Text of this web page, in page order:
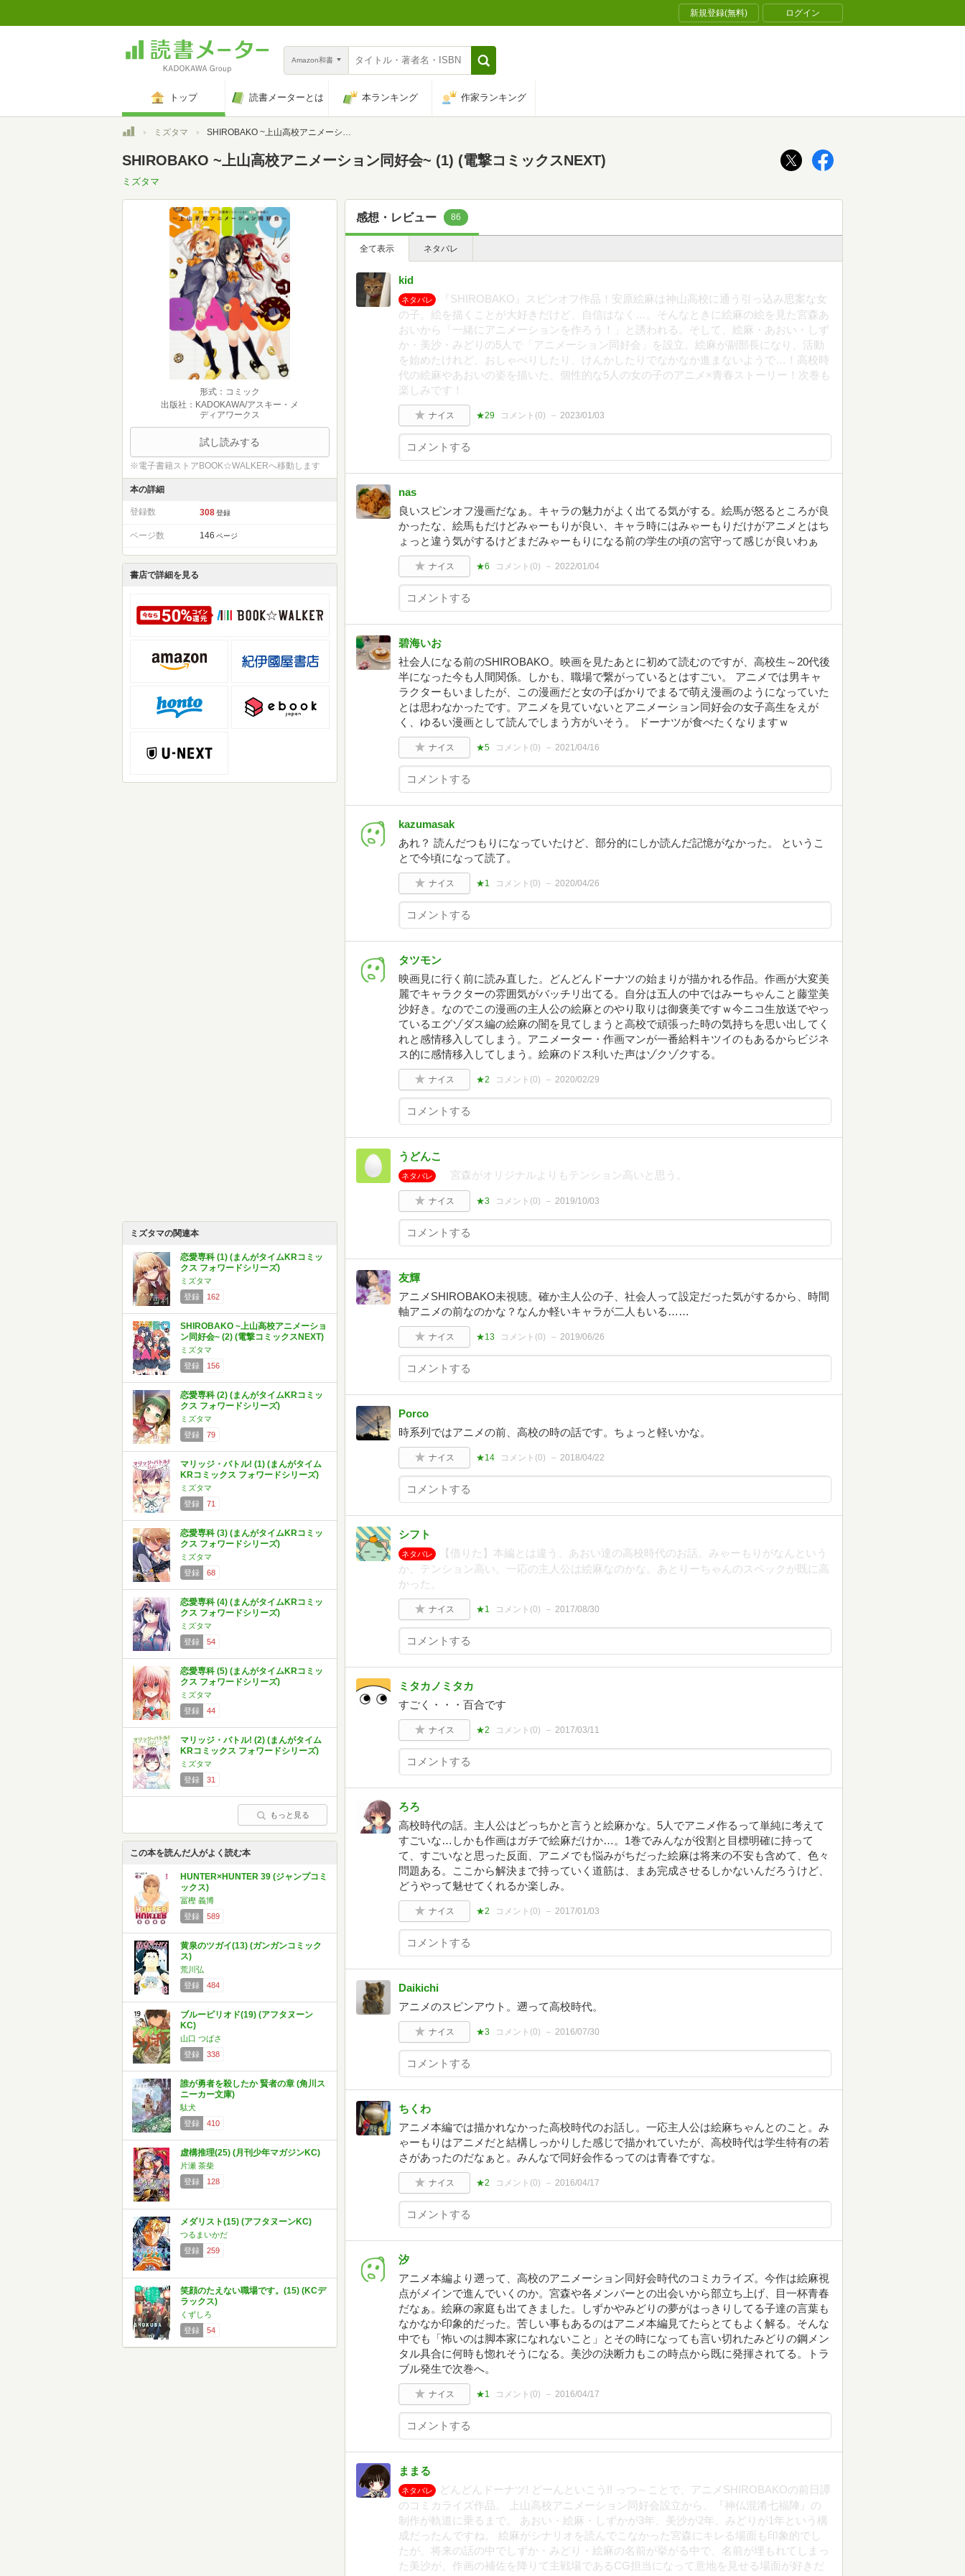
新規登録(無料) ログイン
Amazon和書
トップ 読書メーターとは 本ランキング 作家ランキング
トップミズタマ SHIROBAKO ~上山高校アニメーション同好会~ (1) (電撃コミックスNEXT)
SHIROBAKO ~上山高校アニメーション同好会~ (1) (電撃コミックスNEXT)
ミズタマ
形式：コミック
出版社：KADOKAWA/アスキー・メ
ディアワークス
試し読みする
※電子書籍ストアBOOK☆WALKERへ移動します
本の詳細
登録数 308 登録
ページ数 146 ページ
書店で詳細を見る
ミズタマの関連本
恋愛専科 (1) (まんがタイムKRコミッ
クス フォワードシリーズ)
ミズタマ
登録
162
SHIROBAKO ~上山高校アニメーショ
ン同好会~ (2) (電撃コミックスNEXT)
ミズタマ
登録
156
恋愛専科 (2) (まんがタイムKRコミッ
クス フォワードシリーズ)
ミズタマ
登録
79
マリッジ・バトル! (1) (まんがタイム
KRコミックス フォワードシリーズ)
ミズタマ
登録
71
恋愛専科 (3) (まんがタイムKRコミッ
クス フォワードシリーズ)
ミズタマ
登録
68
恋愛専科 (4) (まんがタイムKRコミッ
クス フォワードシリーズ)
ミズタマ
登録
54
恋愛専科 (5) (まんがタイムKRコミッ
クス フォワードシリーズ)
ミズタマ
登録
44
マリッジ・バトル! (2) (まんがタイム
KRコミックス フォワードシリーズ)
ミズタマ
登録
31
もっと見る
この本を読んだ人がよく読む本
HUNTER×HUNTER 39 (ジャンプコミ
ックス)
冨樫 義博
登録
589
黄泉のツガイ(13) (ガンガンコミック
ス)
荒川弘
登録
484
ブルーピリオド(19) (アフタヌーン
KC)
山口 つばさ
登録
338
誰が勇者を殺したか 賢者の章 (角川ス
ニーカー文庫)
駄犬
登録
410
虚構推理(25) (月刊少年マガジンKC)
片瀬 茶柴
登録
128
メダリスト(15) (アフタヌーンKC)
つるまいかだ
登録
259
笑顔のたえない職場です。(15) (KCデ
ラックス)
くずしろ
登録
54
感想・レビュー 86
全て表示 ネタバレ
kid
ネタバレ
『SHIROBAKO』スピンオフ作品！安原絵麻は神山高校に通う引っ込み思案な女
の子。絵を描くことが大好きだけど、自信はなく…。そんなときに絵麻の絵を見た宮森あ
おいから「一緒にアニメーションを作ろう！」と誘われる。そして、絵麻・あおい・しず
か・美沙・みどりの5人で「アニメーション同好会」を設立。絵麻が副部長になり、活動
を始めたけれど、おしゃべりしたり、けんかしたりでなかなか進まないようで…！高校時
代の絵麻やあおいの姿を描いた、個性的な5人の女の子のアニメ×青春ストーリー！次巻も
楽しみです！
ナイス ★29 コメント(0) 2023/01/03
nas
良いスピンオフ漫画だなぁ。キャラの魅力がよく出てる気がする。絵馬が怒るところが良
かったな、絵馬もだけどみゃーもりが良い、キャラ時にはみゃーもりだけがアニメとはち
ょっと違う気がするけどまだみゃーもりになる前の学生の頃の宮守って感じが良いわぁ
ナイス ★6 コメント(0) 2022/01/04
碧海いお
社会人になる前のSHIROBAKO。映画を見たあとに初めて読むのですが、高校生～20代後
半になった今も人間関係。しかも、職場で繋がっているとはすごい。 アニメでは男キャ
ラクターもいましたが、この漫画だと女の子ばかりでまるで萌え漫画のようになっていた
とは思わなかったです。アニメを見ていないとアニメーション同好会の女子高生をえが
く、ゆるい漫画として読んでしまう方がいそう。 ドーナツが食べたくなりますｗ
ナイス ★5 コメント(0) 2021/04/16
kazumasak
あれ？ 読んだつもりになっていたけど、部分的にしか読んだ記憶がなかった。 というこ
とで今頃になって読了。
ナイス ★1 コメント(0) 2020/04/26
タツモン
映画見に行く前に読み直した。どんどんドーナツの始まりが描かれる作品。作画が大変美
麗でキャラクターの雰囲気がバッチリ出てる。自分は五人の中ではみーちゃんこと藤堂美
沙好き。なのでこの漫画の主人公の絵麻とのやり取りは御褒美ですｗ今ニコ生放送でやっ
ているエグゾダス編の絵麻の闇を見てしまうと高校で頑張った時の気持ちを思い出してく
れと感情移入してしまう。アニメーター・作画マンが一番給料キツイのもあるからビジネ
ス的に感情移入してしまう。絵麻のドス利いた声はゾクゾクする。
ナイス ★2 コメント(0) 2020/02/29
うどんこ
ネタバレ 宮森がオリジナルよりもテンション高いと思う。
ナイス ★3 コメント(0) 2019/10/03
友輝
アニメSHIROBAKO未視聴。確か主人公の子、社会人って設定だった気がするから、時間
軸アニメの前なのかな？なんか軽いキャラが二人もいる……
ナイス ★13 コメント(0) 2019/06/26
Porco
時系列ではアニメの前、高校の時の話です。ちょっと軽いかな。
ナイス ★14 コメント(0) 2018/04/22
シフト
ネタバレ
【借りた】本編とは違う、あおい達の高校時代のお話。みゃーもりがなんという
か、テンション高い。一応の主人公は絵麻なのかな。あとりーちゃんのスペックが既に高
かった。
ナイス ★1 コメント(0) 2017/08/30
ミタカノミタカ
すごく・・・百合です
ナイス ★2 コメント(0) 2017/03/11
ろろ
高校時代の話。主人公はどっちかと言うと絵麻かな。5人でアニメ作るって単純に考えて
すごいな…しかも作画はガチで絵麻だけか…。1巻でみんなが役割と目標明確に持って
て、すごいなと思った反面、アニメでも悩みがちだった絵麻は将来の不安も含めて、色々
問題ある。ここから解決まで持っていく道筋は、まあ完成させるしかないんだろうけど、
どうやって魅せてくれるか楽しみ。
ナイス ★2 コメント(0) 2017/01/03
Daikichi
アニメのスピンアウト。遡って高校時代。
ナイス ★3 コメント(0) 2016/07/30
ちくわ
アニメ本編では描かれなかった高校時代のお話し。一応主人公は絵麻ちゃんとのこと。み
ゃーもりはアニメだと結構しっかりした感じで描かれていたが、高校時代は学生特有の若
さがあったのだなぁと。みんなで同好会作るってのは青春ですな。
ナイス ★2 コメント(0) 2016/04/17
汐
アニメ本編より遡って、高校のアニメーション同好会時代のコミカライズ。今作は絵麻視
点がメインで進んでいくのか。宮森や各メンバーとの出会いから部立ち上げ、目一杯青春
だなぁ。絵麻の家庭も出てきました。しずかやみどりの夢がはっきりしてる子達の言葉も
なかなか印象的だった。苦しい事もあるのはアニメ本編見てたらとてもよく解る。そんな
中でも「怖いのは脚本家になれないこと」とその時になっても言い切れたみどりの鋼メン
タル具合に何時も惚れそうになる。美沙の決断力もこの時点から既に発揮されてる。トラ
ブル発生で次巻へ。
ナイス ★1 コメント(0) 2016/04/17
ままる
ネタバレ
どんどんドーナツ! どーんといこう!! っつ～ことで、アニメSHIROBAKOの前日譚
のコミカライズ作品。 上山高校アニメーション同好会設立から、『神仏混淆七福陣』の
制作が軌道に乗るまで。 あおい・絵麻・しずかが3年、美沙が2年、みどりが1年という構
成だったんですね。 絵麻がシナリオを読んでこなかった宮森にキレる場面も印象的でし
たが、将来の話の中でしずか・みどり・絵麻の名前が挙がる中で、名前が埋もれてしまっ
た美沙が、作画の補佐を降りて主戦場であるCG担当になって意地を見せる場面が好きだ